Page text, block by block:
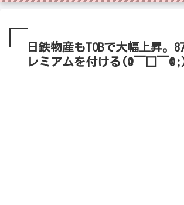
日鉄物産もTOBで大幅上昇。
レミアムを付ける(@￣□￣